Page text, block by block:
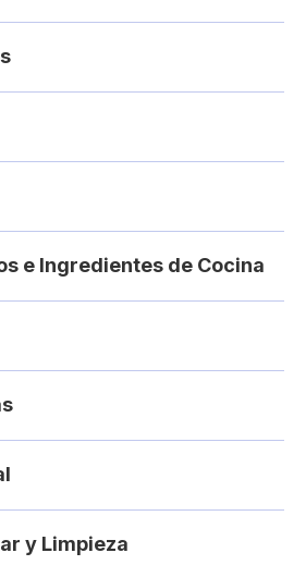
e Ingredientes de Cocina
y Limpieza